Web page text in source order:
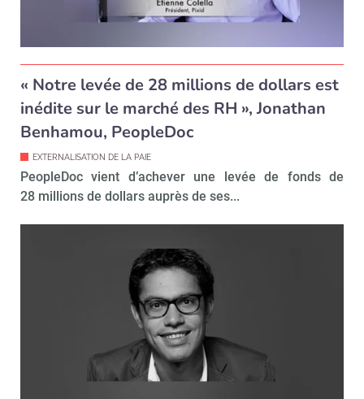
« Notre levée de 28 millions de dollars est
inédite sur le marché des RH », Jonathan
Benhamou, PeopleDoc
EXTERNALISATION DE LA PAIE
PeopleDoc vient d’achever une levée de fonds de
28 millions de dollars auprès de ses...